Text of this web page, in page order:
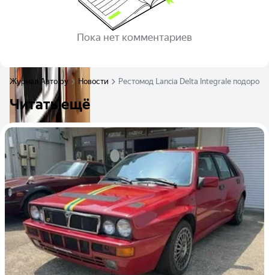
Пока нет комментариев
Журнал Авто.ру Новости Рестомод Lancia Delta Integrale
Читать ещё